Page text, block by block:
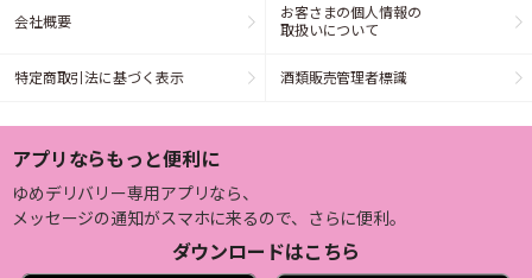
会社概要
お客さまの個人情報の
取扱いについて
特定商取引法に基づく表示 酒類販売管理者標識
アプリならもっと便利に
ゆめデリバリー専用アプリなら、
メッセージの通知がスマホに来るので、さらに便利。
ダウンロードはこちら